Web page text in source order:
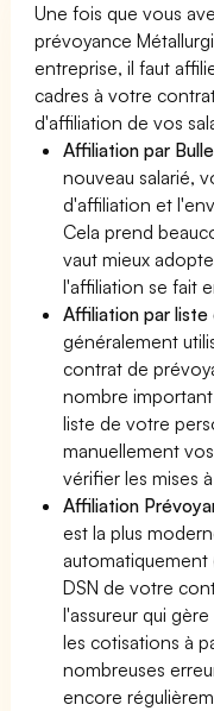
Une fois que vous
prévoyance
entreprise, il faut
cadres à votre
d'affiliation de vos
Affiliation par
nouveau salarié,
d'affiliation et
Cela prend
vaut mieux
l'affiliation se fait
Affiliation par liste
généralement
contrat de
nombre
liste de votre
manuellement
vérifier les mises
Affiliation
est la plus
automatiquement
DSN de votre
l'assureur qui
les cotisations à
nombreuses
encore